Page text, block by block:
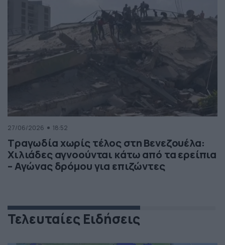
27/06/2026 18:52
Τραγωδία χωρίς τέλος στη Βενεζουέλα:
Χιλιάδες αγνοούνται κάτω από τα ερείπια
– Αγώνας δρόμου για επιζώντες
Τελευταίες Ειδήσεις